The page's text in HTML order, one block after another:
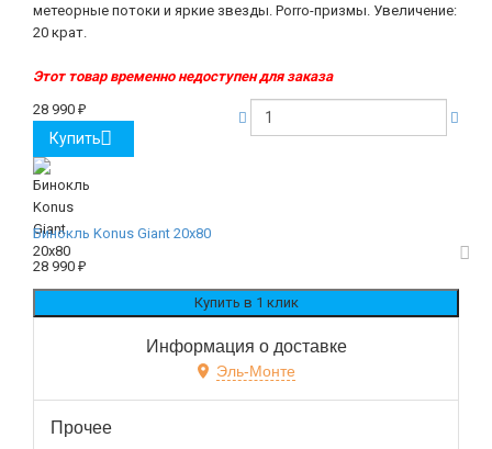
метеорные потоки и яркие звезды. Porro-призмы. Увеличение:
20 крат.
Этот товар временно недоступен для заказа
28 990 ₽
Купить
Бинокль Konus Giant 20x80
28 990 ₽
Информация о доставке
Эль-Монте
Прочее